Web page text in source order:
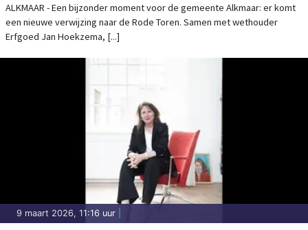
ALKMAAR - Een bijzonder moment voor de gemeente Alkmaar: er komt
een nieuwe verwijzing naar de Rode Toren. Samen met wethouder
Erfgoed Jan Hoekzema, [...]
9 maart 2026, 11:16 uur